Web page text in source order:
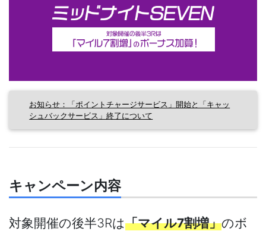
お知らせ：「ポイントチャージサービス」開始と「キャッ
シュバックサービス」終了について
キャンペーン内容
対象開催の後半3Rは「マイル7割増」のボ